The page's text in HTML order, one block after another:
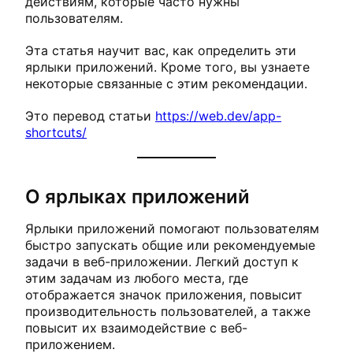
пользователям.
Эта статья научит вас, как определить эти
ярлыки приложений. Кроме того, вы узнаете
некоторые связанные с этим рекомендации.
Это перевод статьи https://web.dev/app-
shortcuts/
О ярлыках приложений
Ярлыки приложений помогают пользователям
быстро запускать общие или рекомендуемые
задачи в веб-приложении. Легкий доступ к
этим задачам из любого места, где
отображается значок приложения, повысит
производительность пользователей, а также
повысит их взаимодействие с веб-
приложением.